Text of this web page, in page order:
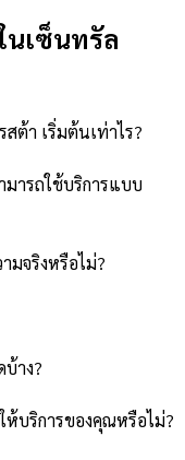
เซ็นทรัล
ต้า เริ่มต้นเท่าไร?
มารถใช้บริการแบบ
จริงหรือไม่?
าง?
ห้บริการของคุณหรือไม่?